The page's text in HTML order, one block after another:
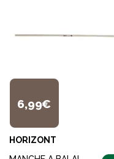
6,99€
HORIZONT